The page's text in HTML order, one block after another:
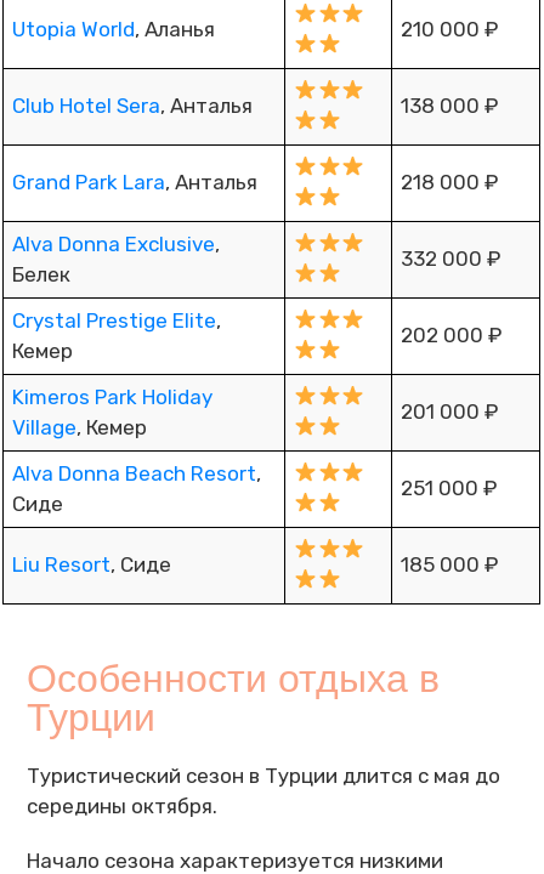
Utopia World, Аланья 210 000 ₽
Club Hotel Sera, Анталья 138 000 ₽
Grand Park Lara, Анталья 218 000 ₽
Alva Donna Exclusive,
Белек
332 000 ₽
Crystal Prestige Elite,
Кемер
202 000 ₽
Kimeros Park Holiday
Village, Кемер
201 000 ₽
Alva Donna Beach Resort,
Сиде
251 000 ₽
Liu Resort, Сиде 185 000 ₽
Особенности отдыха в
Турции
Туристический сезон в Турции длится с мая до
середины октября.
Начало сезона характеризуется низкими